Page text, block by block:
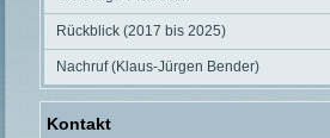
Rückblick (2017 bis 2025)
Nachruf (Klaus-Jürgen Bender)
Kontakt